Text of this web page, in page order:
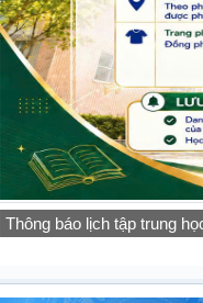
Thông báo lịch tập trung